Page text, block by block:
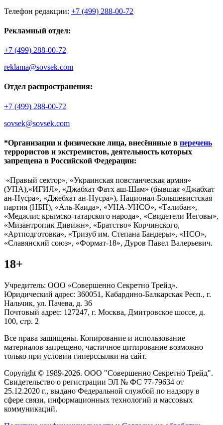
Телефон редакции: +7 (499) 288-00-72
Рекламный отдел:
+7 (499) 288-00-72
reklama@sovsek.com
Отдел распространения:
+7 (499) 288-00-72
sovsek@sovsek.com
*Организации и физические лица, внесённные в перечень
террористов и экстремистов, деятельность которых
запрещена в Российской Федерации:
«Правый сектор», «Украинская повстанческая армия»
(УПА),«ИГИЛ», «Джабхат Фатх аш-Шам» (бывшая «Джабхат
ан-Нусра», «Джебхат ан-Нусра»), Национал-Большевистская
партия (НБП), «Аль-Каида», «УНА-УНСО», «Талибан»,
«Меджлис крымско-татарского народа», «Свидетели Иеговы»,
«Мизантропик Дивижн», «Братство» Корчинского,
«Артподготовка», «Тризуб им. Степана Бандеры», «НСО»,
«Славянский союз», «Формат-18», Дуров Павел Валерьевич.
18+
Учредитель: ООО «Совершенно Секретно Трейд».
Юридический адрес: 360051, Кабардино-Балкарская Респ., г.
Нальчик, ул. Пачева, д. 36
Почтовый адрес: 127247, г. Москва, Дмитровское шоссе, д.
100, стр. 2
Все права защищены. Копирование и использование
материалов запрещено, частичное цитирование возможно
только при условии гиперссылки на сайт.
Copyright © 1989-2026. ООО "Совершенно Секретно Трейд".
Свидетельство о регистрации ЭЛ № ФС 77-79634 от
25.12.2020 г., выдано Федеральной службой по надзору в
сфере связи, информационных технологий и массовых
коммуникаций.